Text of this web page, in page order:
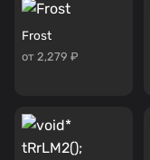
Frost
от 2,279 ₽